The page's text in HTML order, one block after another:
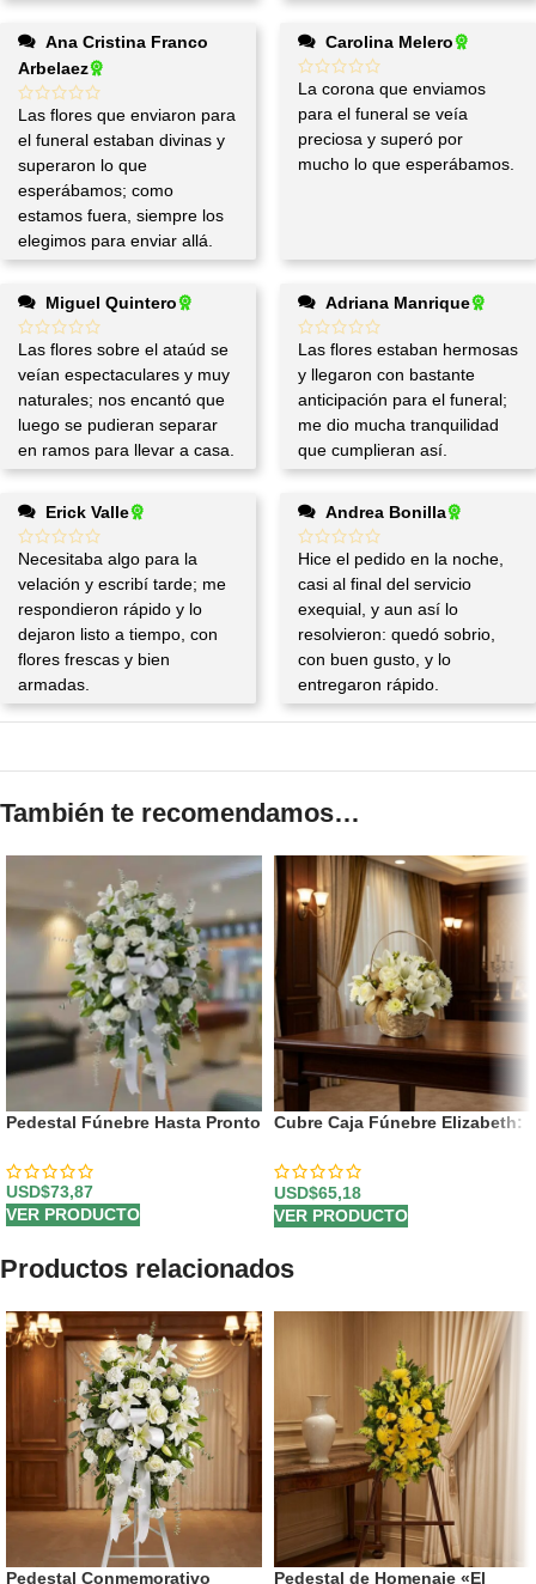
Arbelaez
Las flores que enviaron para
el funeral estaban divinas y
superaron lo que
esperábamos; como
estamos fuera, siempre los
elegimos para enviar allá.
Carolina Melero
La corona que enviamos
para el funeral se veía
preciosa y superó por
mucho lo que esperábamos.
Miguel Quintero
Las flores sobre el ataúd se
veían espectaculares y muy
naturales; nos encantó que
luego se pudieran separar
en ramos para llevar a casa.
Adriana Manrique
Las flores estaban hermosas
y llegaron con bastante
anticipación para el funeral;
me dio mucha tranquilidad
que cumplieran así.
Erick Valle
Necesitaba algo para la
velación y escribí tarde; me
respondieron rápido y lo
dejaron listo a tiempo, con
flores frescas y bien
armadas.
Andrea Bonilla
Hice el pedido en la noche,
casi al final del servicio
exequial, y aun así lo
resolvieron: quedó sobrio,
con buen gusto, y lo
entregaron rápido.
También te recomendamos…
Pedestal Fúnebre Hasta Pronto
USD$73,87
VER PRODUCTO
Cubre Caja Fúnebre Elizabeth:
Respeto 🕊️
USD$65,18
VER PRODUCTO
Productos relacionados
Pedestal Conmemorativo Pedestal de Homenaje «El